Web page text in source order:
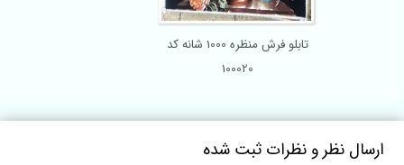
ارسال نظر و نظرات ثبت شده